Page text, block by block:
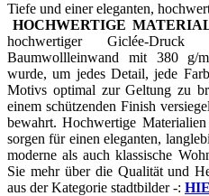
Tiefe und einer eleganten,
HOCHWERTIGE
hochwertiger Giclée-
Baumwollleinwand mit 380 g/
wurde, um jedes Detail, jede
Motivs optimal zur Geltung zu
einem schützenden Finish
bewahrt. Hochwertige
sorgen für einen eleganten,
moderne als auch klassische
Sie mehr über die Qualität und
aus der Kategorie stadtbilder -: